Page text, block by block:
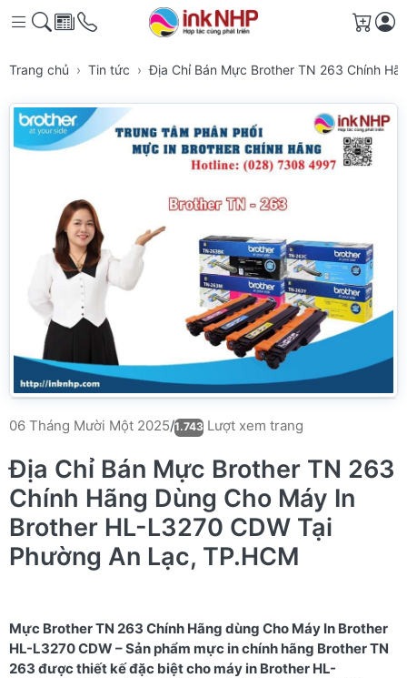
Giỏ
Trang chủ Tin tức Địa Chỉ Bán Mực Brother TN 263 Chính
06 Tháng Mười Một 2025/1.743 Lượt xem trang
Địa Chỉ Bán Mực Brother TN 263
Chính Hãng Dùng Cho Máy In
Brother HL-L3270 CDW Tại
Phường An Lạc, TP.HCM
Mực Brother TN 263 Chính Hãng dùng Cho Máy In Brother
HL-L3270 CDW – Sản phẩm mực in chính hãng Brother TN
263 được thiết kế đặc biệt cho máy in Brother HL-